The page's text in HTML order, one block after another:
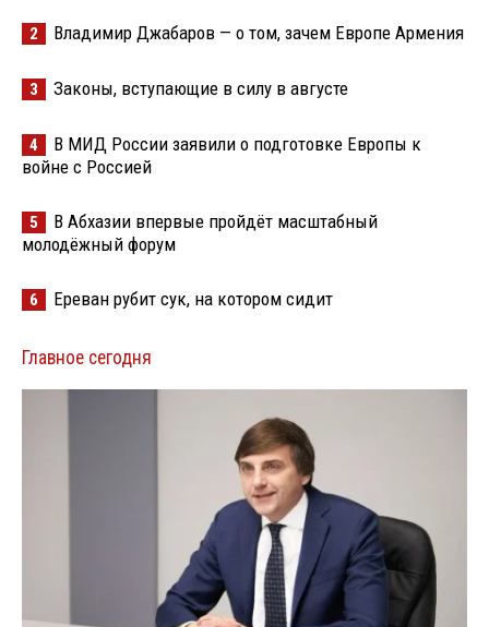
2 Владимир Джабаров — о том, зачем Европе Армения
3 Законы, вступающие в силу в августе
4
В МИД России заявили о подготовке Европы к
войне с Россией
5
В Абхазии впервые пройдёт масштабный
молодёжный форум
6 Ереван рубит сук, на котором сидит
Главное сегодня